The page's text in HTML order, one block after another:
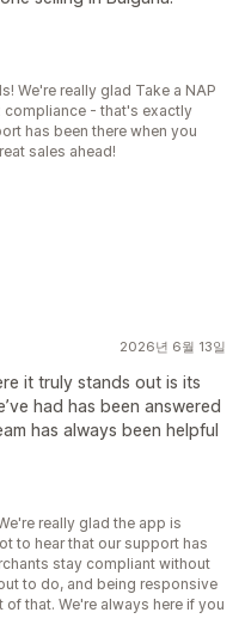
We're really glad Take a NAP
compliance - that's exactly
has been there when you
sales ahead!
2026년 6월 13일
it truly stands out is its
had has been answered
has always been helpful
really glad the app is
to hear that our support has
stay compliant without
to do, and being responsive
that. We're always here if you